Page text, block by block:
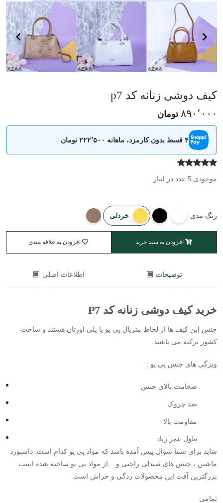
کیف دوشی زنانه کد p7
۸۹۰٬۰۰۰ تومان
۴ قسط بدون کارمزد، ماهانه ۲۲۲٬۵۰۰ تومان
موجودی:5 عدد در انبار
رنگ بندی: خردلی
افزودن به سبد خرید افزودن به علاقه مندی
توضیحات اطلاعات اصلی
خرید کیف دوشی زنانه کد P7
جنس این کیف ها از لحاظ متریال پی یو یا پلی اورتان هستند و ساخت
کشور ترکیه می باشند.
ویژگی های جنس پی یو :
ضخامت بالای جنس
ضد چروک
مقاومت بالا
طول عمر زیاد
شاید برای شما سوال پیش آمده باشد که مواد پی یو کدام است. داشبورد
ماشین ، جنس های صندلی راحتی و .. از مواد پی یو ساخته شده است.
بزرگترین آفت این محصولات زدگی و خراش است.
تمامی